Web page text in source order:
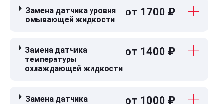
Замена датчика уровня
омывающей жидкости
от 1700 ₽
Замена датчика
температуры
охлаждающей жидкости
от 1400 ₽
Замена датчика
от 1000 ₽